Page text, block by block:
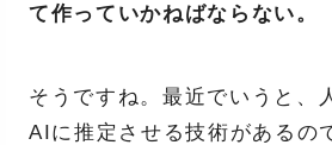
て作っていかねばならない。
そうですね。最近でいうと、
AIに推定させる技術があるの